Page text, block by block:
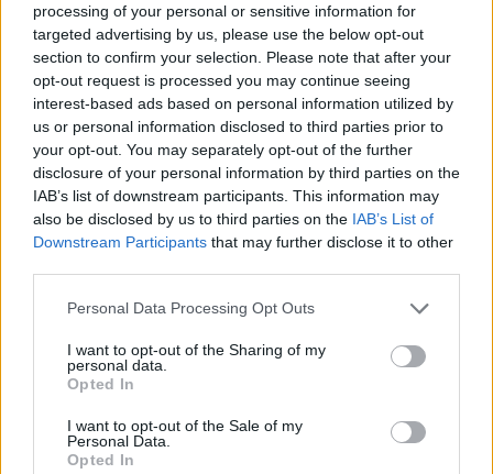
processing of your personal or sensitive information for
targeted advertising by us, please use the below opt-out
section to confirm your selection. Please note that after your
opt-out request is processed you may continue seeing
interest-based ads based on personal information utilized by
us or personal information disclosed to third parties prior to
your opt-out. You may separately opt-out of the further
disclosure of your personal information by third parties on the
IAB’s list of downstream participants. This information may
also be disclosed by us to third parties on the IAB’s List of
Downstream Participants that may further disclose it to other
Please note that this website/app uses one or more Google
not limited to your visit or usage behaviour. You may click to
grant or deny consent to Google and its third-party tags to
use your data for below specified purposes in below Google
consent section.
Personal Data Processing Opt Outs
I want to opt-out of the Sharing of my
personal data.
Opted In
I want to opt-out of the Sale of my
Personal Data.
Opted In
Λιβάνιος: Τα ΜΜΕ στηρίζονται όπως όλοι οι κλάδοι της
οικονομίας
05.02.2021, 16:09